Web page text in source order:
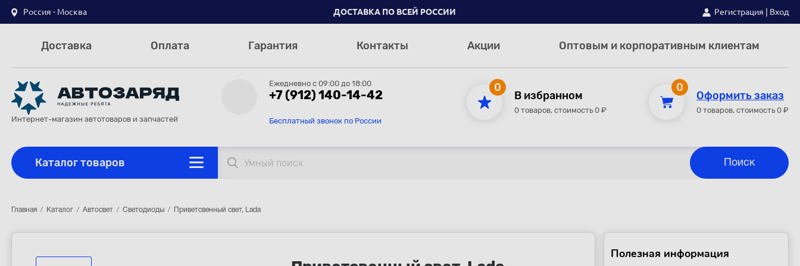
Россия - Москва ДОСТАВКА ПО ВСЕЙ РОССИИ Регистрация Вход
Доставка Оплата Гарантия Контакты Акции Оптовым и корпоративным клиентам
Интернет-магазин автотоваров и запчастей
Ежедневно с 09:00 до 18:00
+7 (912) 140-14-42
Бесплатный звонок по России
0
В избранном
0 товаров, стоимость 0 ₽
0
Оформить заказ
0 товаров, стоимость 0 ₽
Каталог товаров
Главная Каталог Автосвет Светодиоды Приветсвенный свет, Lada
Полезная информация